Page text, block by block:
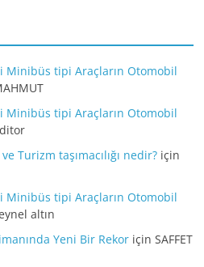
Minibüs tipi Araçların Otomobil
Minibüs tipi Araçların Otomobil
Turizm taşımacılığı nedir? için
Minibüs tipi Araçların Otomobil
altın
Yeni Bir Rekor içinSAFFET